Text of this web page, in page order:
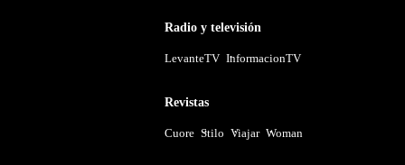
Radio y televisión
LevanteTV InformacionTV
Revistas
Cuore Stilo Viajar Woman